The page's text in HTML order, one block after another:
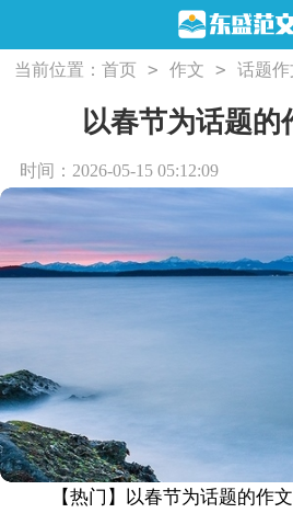
当前位置：首页 > 作文 > 话题作
以春节为话题的
时间：2026-05-15 05:12:09
【热门】以春节为话题的作